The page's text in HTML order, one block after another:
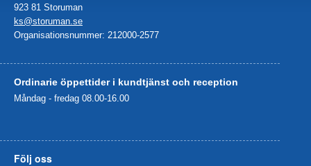
923 81 Storuman
ks@storuman.se
Organisationsnummer: 212000-2577
Ordinarie öppettider i kundtjänst och reception
Måndag - fredag 08.00-16.00
Följ oss